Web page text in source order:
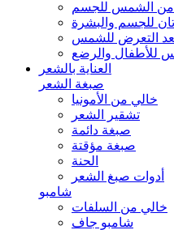
من الشمس للجسم
تان للجسم والبشرة
بعد التعرض للشمس
للأطفال والرضع
العناية بالشعر
صبغة الشعر
خالي من الأمونيا
تشقير الشعر
صبغة دائمة
صبغة مؤقتة
الحنة
أدوات صبغ الشعر
شامبو
خالي من السلفات
شامبو جاف